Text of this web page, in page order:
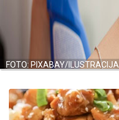
FOTO: PIXABAY/ILUSTRACIJA